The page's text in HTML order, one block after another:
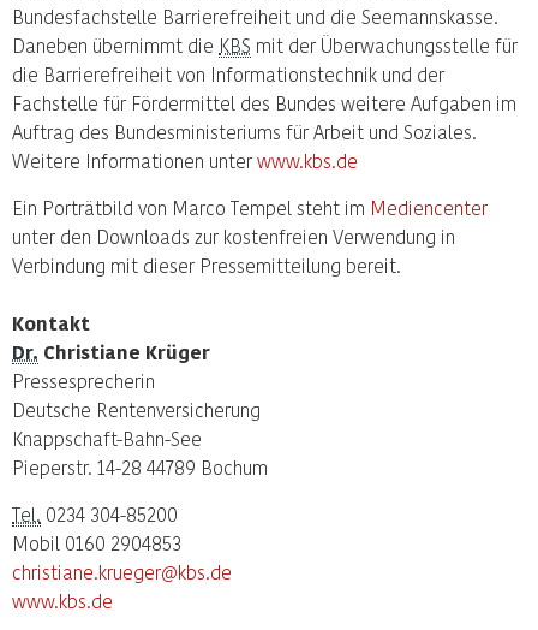
Bundesfachstelle Barrierefreiheit und die Seemannskasse.
Daneben übernimmt die KBS mit der Überwachungsstelle für
die Barrierefreiheit von Informationstechnik und der
Fachstelle für Fördermittel des Bundes weitere Aufgaben im
Auftrag des Bundesministeriums für Arbeit und Soziales.
Weitere Informationen unter www.kbs.de
Ein Porträtbild von Marco Tempel steht im Mediencenter
unter den Downloads zur kostenfreien Verwendung in
Verbindung mit dieser Pressemitteilung bereit.
Kontakt
Dr. Christiane Krüger
Pressesprecherin
Deutsche Rentenversicherung
Knappschaft-Bahn-See
Pieperstr. 14-28 44789 Bochum
Tel. 0234 304-85200
Mobil 0160 2904853
christiane.krueger@kbs.de
www.kbs.de